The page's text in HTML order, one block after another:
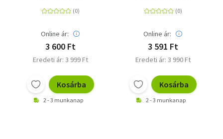
Online ár:
3 600 Ft
Eredeti ár: 3 999 Ft
Kosárba
2 - 3 munkanap
Online ár:
3 591 Ft
Eredeti ár: 3 990 Ft
Kosárba
2 - 3 munkanap